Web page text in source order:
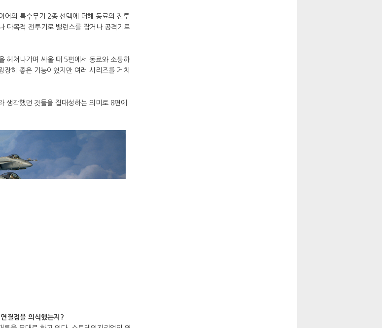
어의 특수무기 2종 선택에 더해 동료의 전투
다목적 전투기로 밸런스를 잡거나 공격기로
헤쳐나가며 싸울 때 5편에서 동료와 소통하
히 좋은 기능이었지만 여러 시리즈를 거치
생각했던 것들을 집대성하는 의미로 8편에
결점을 의식했는지?